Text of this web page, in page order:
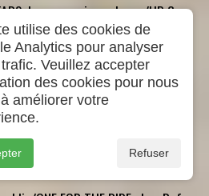
:Lonesome in my home/UP &
THIS IDEA OF HUMANITY chez
legged woman/LIVE AT THE
Stella blue music
COMPANY chez Self
sweet/THE RIGHT MAN chez Little
utilise des cookies de
Analytics pour analyser
Veuillez accepter
des cookies pour nous
améliorer votre
Refuser